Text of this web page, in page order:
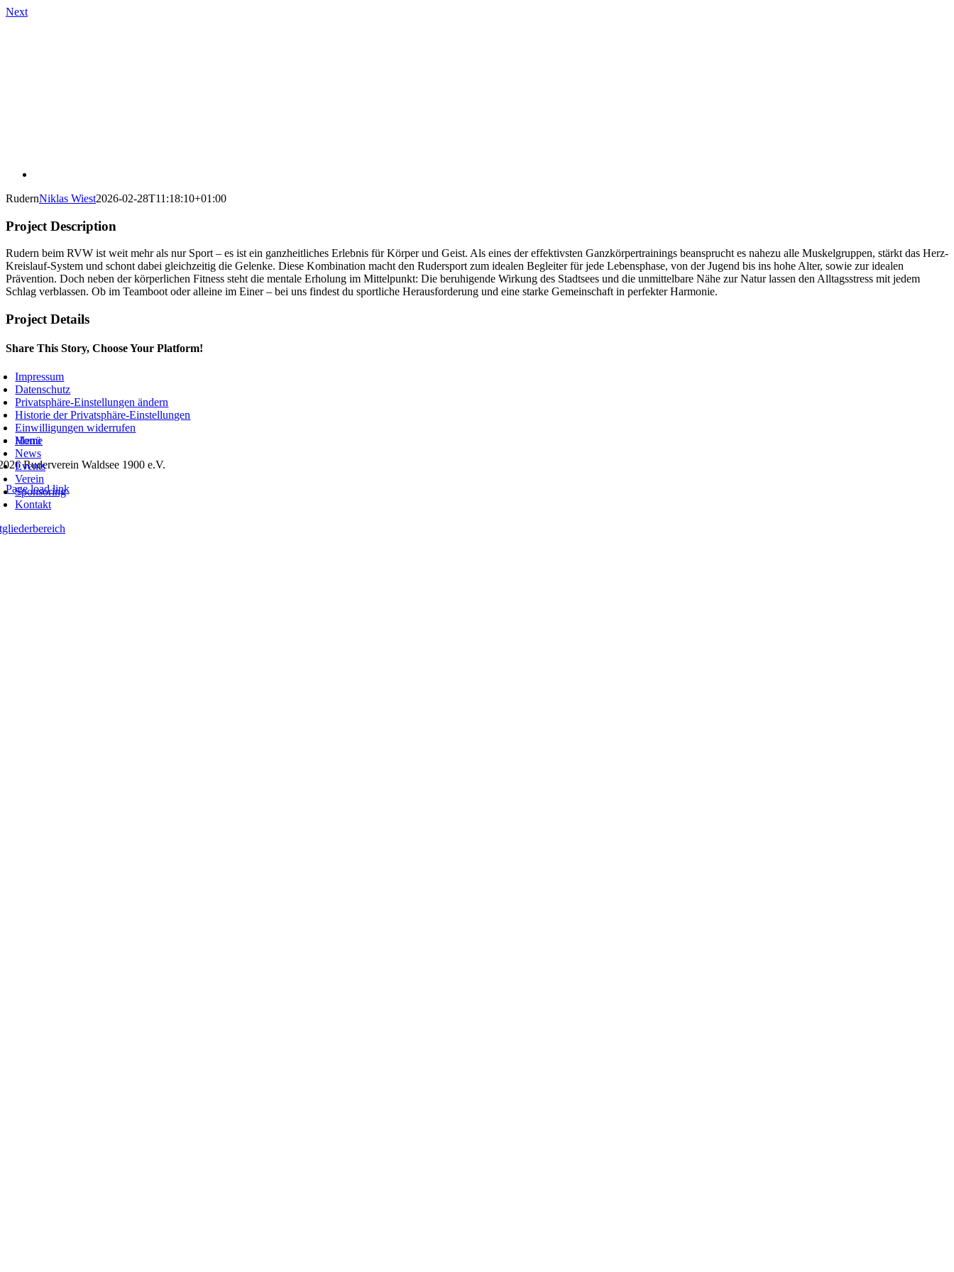
Skip
Home
News
Events
Verein
Sponsoring
Kontakt
Next
RudernNiklas Wiest2026-02-28T11:18:10+01:00
Project Description
Rudern beim RVW ist weit mehr als nur Sport – es ist ein ganzheitliches Erlebnis für Körper und Geist. Als eines der effektivsten Ganzkörpertrainings beansprucht es nahezu alle Muskelgruppen, stärkt das Herz-
Kreislauf-System und schont dabei gleichzeitig die Gelenke. Diese Kombination macht den Rudersport zum idealen Begleiter für jede Lebensphase, von der Jugend bis ins hohe Alter, sowie zur idealen
Prävention. Doch neben der körperlichen Fitness steht die mentale Erholung im Mittelpunkt: Die beruhigende Wirkung des Stadtsees und die unmittelbare Nähe zur Natur lassen den Alltagsstress mit jedem
Schlag verblassen. Ob im Teamboot oder alleine im Einer – bei uns findest du sportliche Herausforderung und eine starke Gemeinschaft in perfekter Harmonie.
Project Details
Share This Story, Choose Your Platform!
Facebook
XReddit
LinkedIn
WhatsApp
Telegram
Tumblr
Pinterest
Vk
Xing
Email
Impressum
Datenschutz
Privatsphäre-Einstellungen ändern
Historie der Privatsphäre-Einstellungen
Einwilligungen widerrufen
Menü
Ruderverein Waldsee 1900 e.V.
Page load link